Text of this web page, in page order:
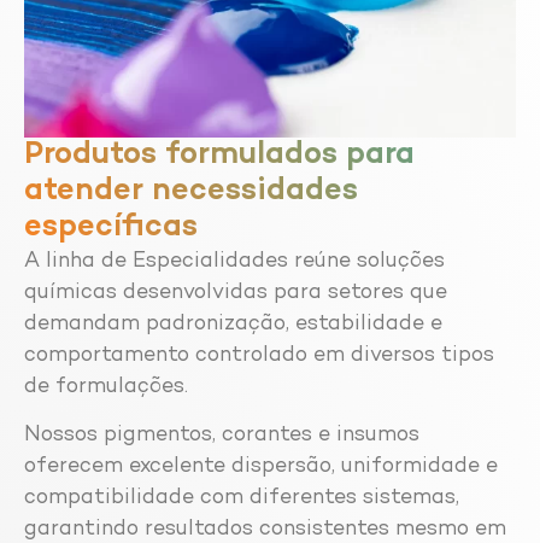
Produtos formulados para
atender necessidades
específicas
A linha de Especialidades reúne soluções
químicas desenvolvidas para setores que
demandam padronização, estabilidade e
comportamento controlado em diversos tipos
de formulações.
Nossos pigmentos, corantes e insumos
oferecem excelente dispersão, uniformidade e
compatibilidade com diferentes sistemas,
garantindo resultados consistentes mesmo em